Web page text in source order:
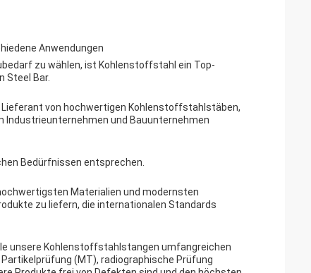
Anwendungen
zu wählen, ist Kohlenstoffstahl ein Top-
Steel Bar.
von hochwertigen Kohlenstoffstahlstäben,
und Bauunternehmen
Bedürfnissen entsprechen.
Materialien und modernsten
zu liefern, die internationalen Standards
unsere Kohlenstoffstahlstangen umfangreichen
(MT), radiographische Prüfung